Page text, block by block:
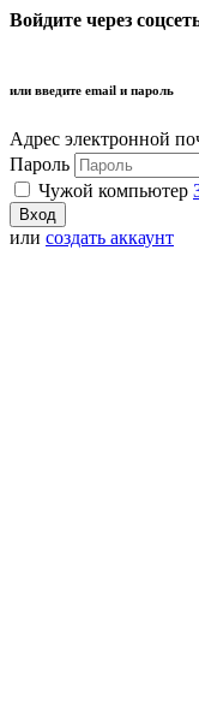
Войдите через
или введите email и пароль
Адрес электронной
Пароль
Чужой компьютер
или создать аккаунт